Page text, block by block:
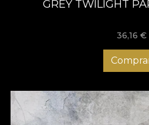
GREY TWILIGHT
36,16 €